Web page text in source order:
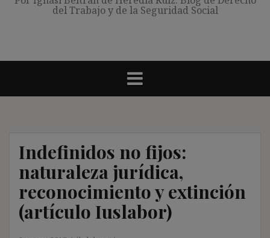
del Trabajo y de la Seguridad Social
Indefinidos no fijos:
naturaleza jurídica,
reconocimiento y extinción
(artículo Iuslabor)